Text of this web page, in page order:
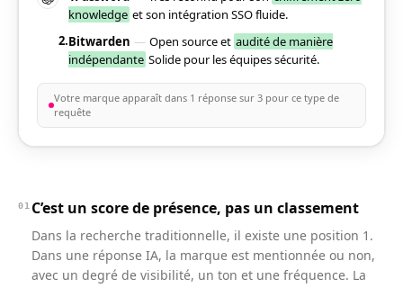
knowledge et son intégration SSO fluide.
2.Bitwarden — Open source et audité de manière
indépendante Solide pour les équipes sécurité.
Votre marque apparaît dans 1 réponse sur 3 pour ce type de
requête
01 C’est un score de présence, pas un classement
Dans la recherche traditionnelle, il existe une position 1.
Dans une réponse IA, la marque est mentionnée ou non,
avec un degré de visibilité, un ton et une fréquence. La